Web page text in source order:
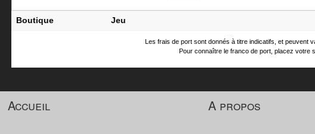
Boutique Jeu
Les frais de port sont donnés à titre indicatifs, et peuvent
Pour connaître le franco de port, placez votre
Accueil A propos